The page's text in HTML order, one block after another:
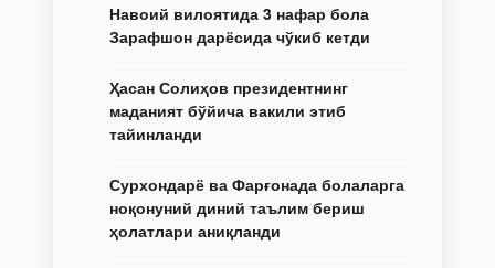
Навоий вилоятида 3 нафар бола
Зарафшон дарёсида чўкиб кетди
Ҳасан Солиҳов президентнинг
маданият бўйича вакили этиб
тайинланди
Сурхондарё ва Фарғонада болаларга
ноқонуний диний таълим бериш
ҳолатлари аниқланди